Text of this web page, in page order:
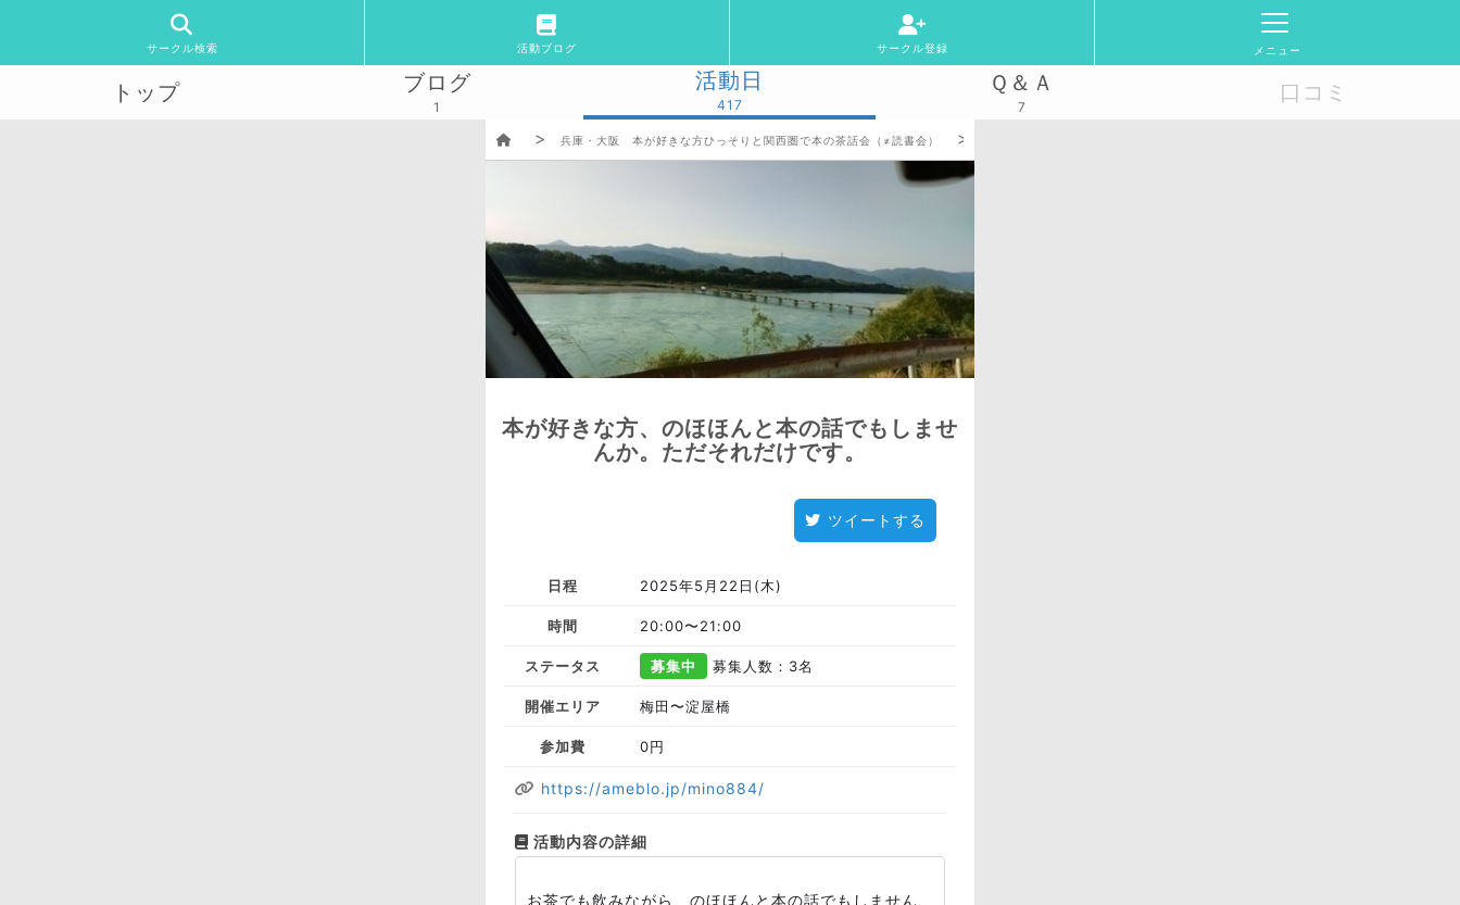
サークル検索 活動ブログ サークル登録 メニュー
トップ ブログ
1
活動日
417
Ｑ＆Ａ
7
口コミ
兵庫・大阪 本が好きな方ひっそりと関西圏で本の茶話会（≠読書会）
本が好きな方、のほほんと本の話でもしませ
んか。ただそれだけです。
ツイートする
日程 2025年5月22日(木)
時間 20:00〜21:00
ステータス 募集中 募集人数：3名
開催エリア 梅田〜淀屋橋
参加費 0円
https://ameblo.jp/mino884/
活動内容の詳細
お茶でも飲みながら、のほほんと本の話でもしません